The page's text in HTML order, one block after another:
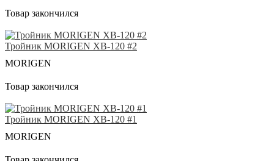
Товар закончился
Тройник MORIGEN XB-120 #2
MORIGEN
Товар закончился
Тройник MORIGEN XB-120 #1
MORIGEN